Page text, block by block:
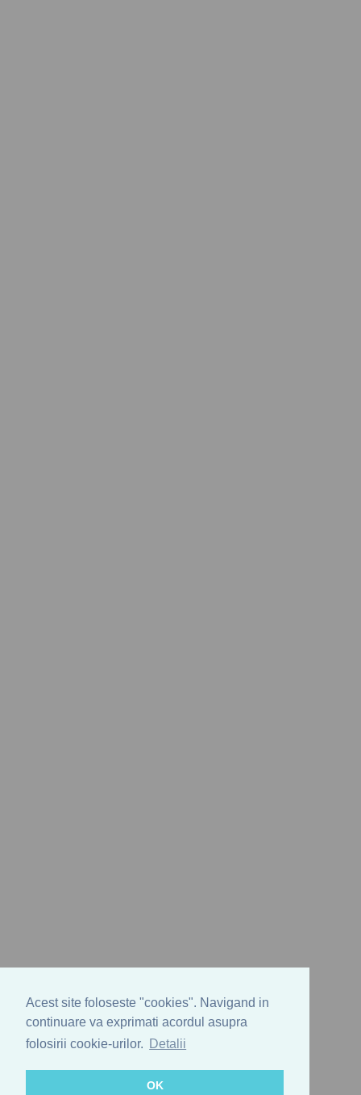
Acest site foloseste "cookies". Navigand in
continuare va exprimati acordul asupra
folosirii cookie-urilor.
Detalii
OK